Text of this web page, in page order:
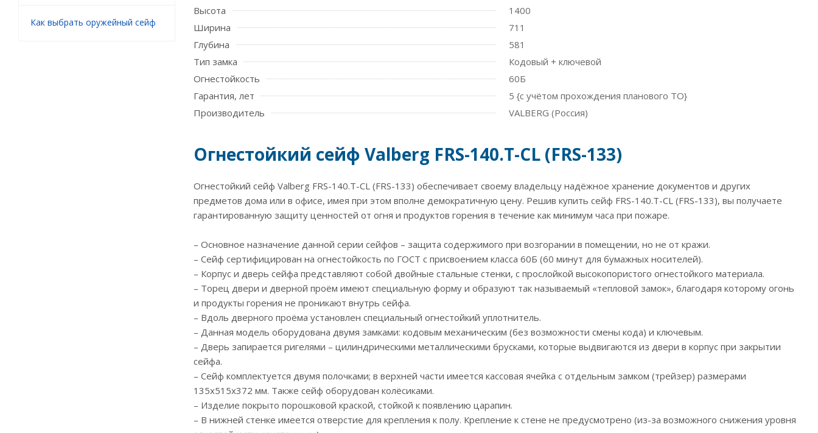
Высота
1400
Ширина
711
Глубина
581
Тип замка
Кодовый + ключевой
Огнестойкость
60Б
Гарантия, лет
5 {с учётом прохождения планового ТО}
Производитель
VALBERG (Россия)
Огнестойкий сейф Valberg FRS-140.T-CL (FRS-133)
Огнестойкий сейф Valberg FRS-140.T-CL (FRS-133) обеспечивает своему владельцу надёжное хранение документов и других
предметов дома или в офисе, имея при этом вполне демократичную цену. Решив купить сейф FRS-140.T-CL (FRS-133), вы получаете
гарантированную защиту ценностей от огня и продуктов горения в течение как минимум часа при пожаре.
– Основное назначение данной серии сейфов – защита содержимого при возгорании в помещении, но не от кражи.
– Сейф сертифицирован на огнестойкость по ГОСТ с присвоением класса 60Б (60 минут для бумажных носителей).
– Корпус и дверь сейфа представляют собой двойные стальные стенки, с прослойкой высокопористого огнестойкого материала.
– Торец двери и дверной проём имеют специальную форму и образуют так называемый «тепловой замок», благодаря которому огонь
и продукты горения не проникают внутрь сейфа.
– Вдоль дверного проёма установлен специальный огнестойкий уплотнитель.
– Данная модель оборудована двумя замками: кодовым механическим (без возможности смены кода) и ключевым.
– Дверь запирается ригелями – цилиндрическими металлическими брусками, которые выдвигаются из двери в корпус при закрытии
сейфа.
– Сейф комплектуется двумя полочками; в верхней части имеется кассовая ячейка с отдельным замком (трейзер) размерами
135х515х372 мм. Также сейф оборудован колёсиками.
– Изделие покрыто порошковой краской, стойкой к появлению царапин.
– В нижней стенке имеется отверстие для крепления к полу. Крепление к стене не предусмотрено (из-за возможного снижения уровня
Как выбрать оружейный сейф